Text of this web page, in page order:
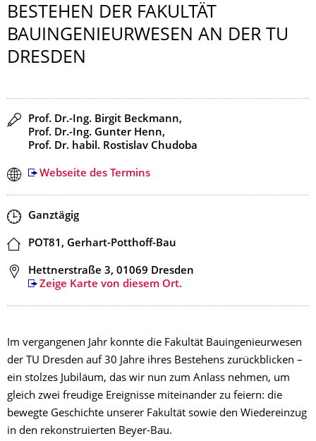
BESTEHEN DER FAKULTÄT
BAUINGENIEURWE­SEN AN DER TU
DRESDEN
Redner
Prof. Dr.-Ing. Birgit Beckmann,
Prof. Dr.-Ing. Gunter Henn,
Prof. Dr. habil. Rostislav Chudoba
Webseite des Termins
Zeit
Ganztägig
Ort
POT81, Gerhart-Potthoff-Bau
Adresse
Hettnerstraße 3, 01069 Dresden
Zeige Karte von diesem Ort.
Im vergangenen Jahr konnte die Fakultät Bauingenieurwesen
der TU Dresden auf 30 Jahre ihres Bestehens zurückblicken –
ein stolzes Jubiläum, das wir nun zum Anlass nehmen, um
gleich zwei freudige Ereignisse miteinander zu feiern: die
bewegte Geschichte unserer Fakultät sowie den Wiedereinzug
in den rekonstruierten Beyer-Bau.